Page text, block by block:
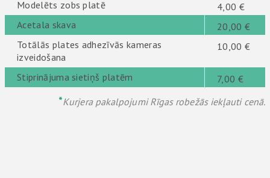
Modelēts zobs platē
4,00 €
Acetala skava
20,00 €
Totālās plates adhezīvās kameras
izveidošana
10,00 €
Stiprinājuma sietiņš platēm 7,00 €
*Kurjera pakalpojumi Rīgas robežās iekļauti cenā.